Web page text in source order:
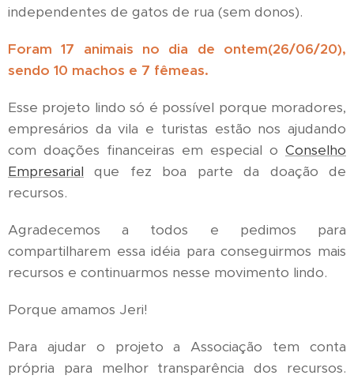
independentes de gatos de rua (sem donos).
Foram 17 animais no dia de ontem(26/06/20),
sendo 10 machos e 7 fêmeas.
Esse projeto lindo só é possível porque moradores,
empresários da vila e turistas estão nos ajudando
com doações financeiras em especial o Conselho
Empresarial que fez boa parte da doação de
recursos.
Agradecemos a todos e pedimos para
compartilharem essa idéia para conseguirmos mais
recursos e continuarmos nesse movimento lindo.
Porque amamos Jeri!
Para ajudar o projeto a Associação tem conta
própria para melhor transparência dos recursos.